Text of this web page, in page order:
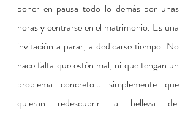
poner en pausa todo lo demás por unas
horas y centrarse en el matrimonio. Es una
invitación a parar, a dedicarse tiempo. No
hace falta que estén mal, ni que tengan un
problema concreto… simplemente que
quieran redescubrir la belleza del